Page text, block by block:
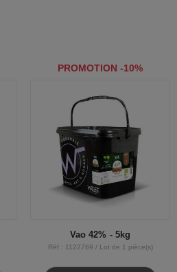
PROMOTION -10%
Vao 42% - 5kg
Réf : 1122769 / Lot de 1 pièce(s)